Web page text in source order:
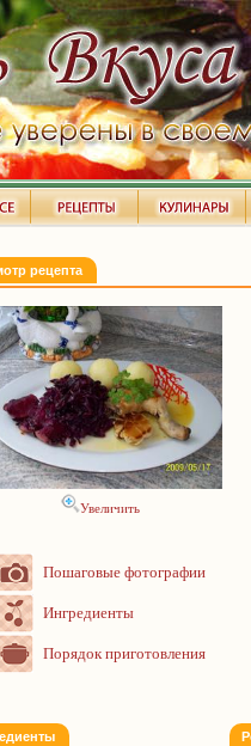
рецепта
Увеличить
Пошаговые фотографии
Ингредиенты
Порядок приготовления